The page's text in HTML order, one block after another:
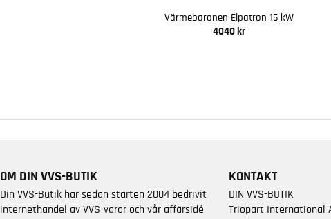
Värmebaronen Elpatron 15 kW
4040 kr
OM DIN VVS-BUTIK
Din VVS-Butik har sedan starten 2004 bedrivit
internethandel av VVS-varor och vår affärsidé
KONTAKT
DIN VVS-BUTIK
Triopart International